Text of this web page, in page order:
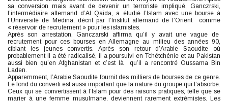
sa conversion mais avant de devenir un terroriste impliqué, Ganczrski,
l’intermédiaire allemand d’Al Qaida, a étudié l’Islam avec une bourse à
l’Université de Medina, décrit par l’Institut allemand de l’Orient comme
« réservoir de recrutement » pour les islamistes.
Après son arrestation, Ganczarski affirma qu’il y avait une vague de
recrutement pour ces bourses en Allemagne au milieu des années 90,
ciblant les jeunes convertis. Après son retour d’Arabie Saoudite où
probablement il a été radicalisé, il a poursuivi en Tchétchénie et au Pakistan
aussi bien qu’en Afghanistan et c’est là qu’il a rencontré Oussama Bin
Laden.
Apparemment, l’Arabie Saoudite fournit des milliers de bourses de ce genre.
Le fond du converti est aussi important que la nature du groupe qui l’absorbe.
Ceux qui se convertissent à l’Islam pour des raisons pratiques, telle que se
marier à une femme musulmane, deviennent rarement extrémistes. Les